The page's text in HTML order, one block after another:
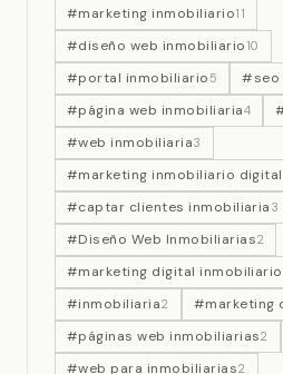
#marketing inmobiliario11
#diseño web inmobiliario 10
#portal inmobiliario 5 #seo
#página web inmobiliaria4
#web inmobiliaria3
#marketing inmobiliario digital
#captar clientes inmobiliaria 3
#Diseño Web Inmobiliarias2
#marketing digital inmobiliario
#inmobiliaria2 #marketing
#páginas web inmobiliarias2
#web para inmobiliarias2